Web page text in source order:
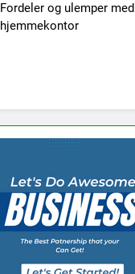
Fordeler og ulemper med
hjemmekontor